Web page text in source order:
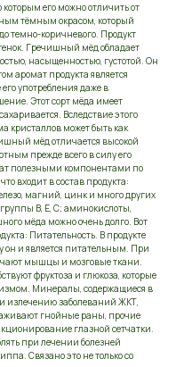
его можно отличить от
тёмным окрасом, который
темно-коричневого. Продукт
Гречишный мёд обладает
насыщенностью, густотой. Он
аромат продукта является
употребления даже в
Этот сорт мёда имеет
Вследствие этого
кристаллов может быть как
мёд отличается высокой
прежде всего в силу его
полезными компонентами по
входит в состав продукта:
магний, цинк и много других
B, E, C; аминокислоты,
мёда можно очень долго. Вот
Питательность. В продукте
он и является питательным. При
мышцы и мозговые ткани.
фруктоза и глюкоза, которые
Минералы, содержащиеся в
и излечению заболеваний ЖКТ,
гнойные раны, прочие
глазной сетчатки.
при лечении болезней
Связано это не только со